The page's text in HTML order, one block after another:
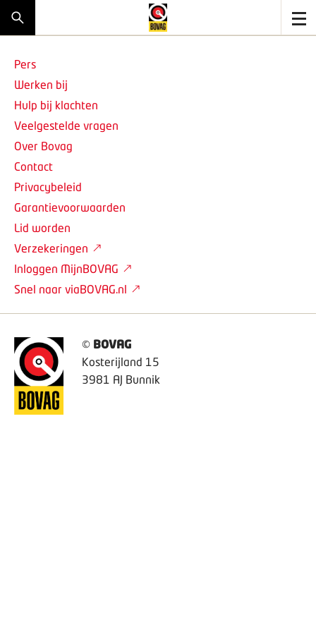
© BOVAG
Kosterijland 15
3981 AJ Bunnik
Pers
Werken bij
Hulp bij klachten
Veelgestelde vragen
Over Bovag
Contact
Privacybeleid
Garantievoorwaarden
Lid worden
Verzekeringen
Inloggen MijnBOVAG
Snel naar viaBOVAG.nl